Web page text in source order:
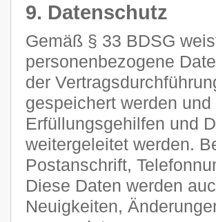
9. Datenschutz
Gemäß § 33 BDSG
personenbezogene
der
gespeichert werden
Erfüllungsgehilfen und
weitergeleitet werden.
Postanschrift,
Diese Daten werden
Neuigkeiten,